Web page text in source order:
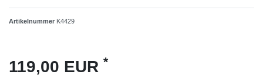
Artikelnummer K4429
119,00 EUR *